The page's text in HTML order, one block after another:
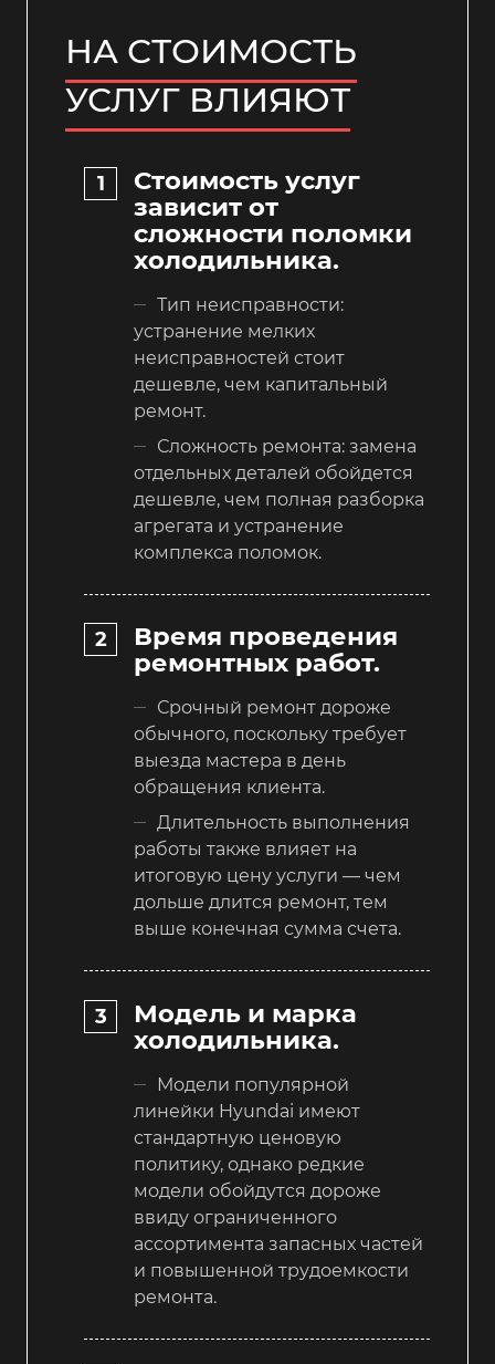
НА СТОИМОСТЬ
УСЛУГ ВЛИЯЮТ
Стоимость услуг
зависит от
сложности поломки
холодильника.
Тип неисправности:
устранение мелких
неисправностей стоит
дешевле, чем капитальный
ремонт.
Сложность ремонта: замена
отдельных деталей обойдется
дешевле, чем полная разборка
агрегата и устранение
комплекса поломок.
Время проведения
ремонтных работ.
Срочный ремонт дороже
обычного, поскольку требует
выезда мастера в день
обращения клиента.
Длительность выполнения
работы также влияет на
итоговую цену услуги — чем
дольше длится ремонт, тем
выше конечная сумма счета.
Модель и марка
холодильника.
Модели популярной
линейки Hyundai имеют
стандартную ценовую
политику, однако редкие
модели обойдутся дороже
ввиду ограниченного
ассортимента запасных частей
и повышенной трудоемкости
ремонта.